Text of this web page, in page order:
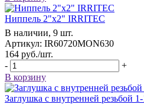
Ниппель 2"x2" IRRITEC
В наличии, 9 шт.
Артикул: IR60720MON630
164 руб./шт.
-
+
В корзину
Заглушка с внутренней резьбой